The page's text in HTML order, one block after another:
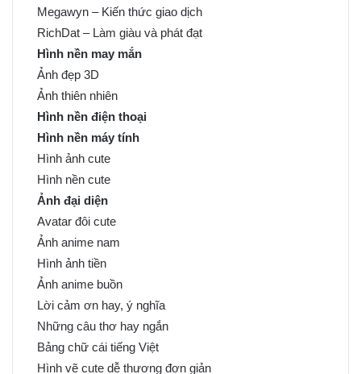
Megawyn – Kiến thức giao dịch
RichDat – Làm giàu và phát đạt
Hình nền may mắn
Ảnh đẹp 3D
Ảnh thiên nhiên
Hình nền điện thoại
Hình nền máy tính
Hình ảnh cute
Hình nền cute
Ảnh đại diện
Avatar đôi cute
Ảnh anime nam
Hình ảnh tiền
Ảnh anime buồn
Lời cảm ơn hay, ý nghĩa
Những câu thơ hay ngắn
Bảng chữ cái tiếng Việt
Hình vẽ cute dễ thương đơn giản